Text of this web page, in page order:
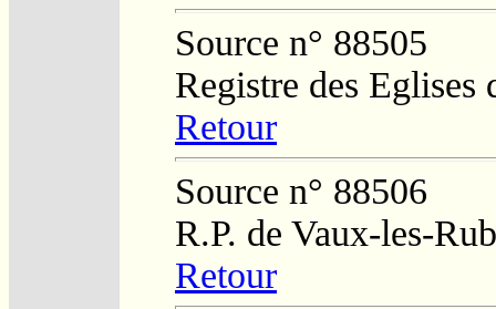
Source n° 88505
Registre des Eglises
Retour
Source n° 88506
R.P. de Vaux-les-
Retour